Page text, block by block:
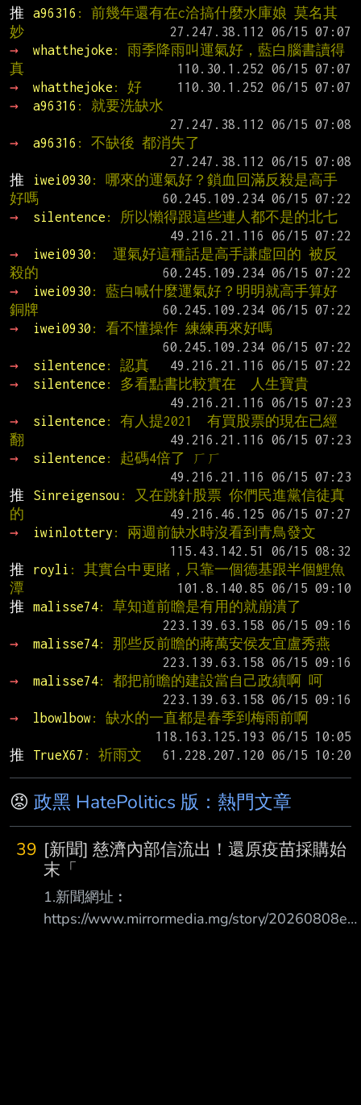
推
a96316 : 前幾年還有在c洽搞什麼水庫娘 莫名其
妙
→
whatthejoke : 雨季降雨叫運氣好，藍白腦書讀得
真
→
whatthejoke : 好
→
a96316 : 就要洗缺水
→
a96316 : 不缺後 都消失了
推
iwei0930 : 哪來的運氣好？鎖血回滿反殺是高手
好嗎
→
silentence : 所以懶得跟這些連人都不是的北七
→
iwei0930 :  運氣好這種話是高手謙虛回的 被反
殺的
→
iwei0930 : 藍白喊什麼運氣好？明明就高手算好
銅牌
→
iwei0930 : 看不懂操作 練練再來好嗎
→
silentence : 認真
→
silentence : 多看點書比較實在  人生寶貴
→
silentence : 有人提2021  有買股票的現在已經
翻
→
silentence : 起碼4倍了 ㄏㄏ
推
Sinreigensou : 又在跳針股票 你們民進黨信徒真
的
→
iwinlottery : 兩週前缺水時沒看到青鳥發文
推
royli : 其實台中更賭，只靠一個德基跟半個鯉魚
潭
推
malisse74: 草知道前瞻是有用的就崩潰了
→
malisse74: 那些反前瞻的蔣萬安侯友宜盧秀燕
→
malisse74: 都把前瞻的建設當自己政績啊 呵
→
lbowlbow: 缺水的一直都是春季到梅雨前啊
推
TrueX67 : 祈雨文
😡 政黑 HatePolitics 版：熱門文章
39 [新聞] 慈濟內部信流出！還原疫苗採購始
末「
1.新聞網址︰
https://www.mirrormedia.mg/story/20260808edi